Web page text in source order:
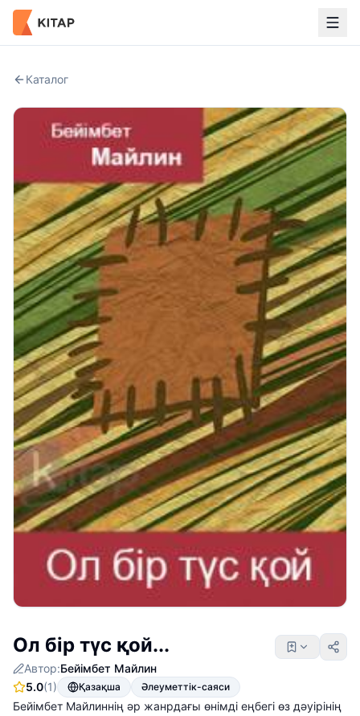
Каталог
Ол бір түс қой...
Автор:Бейімбет Майлин
5.0(1) Қазақша Әлеуметтік-саяси
Бейімбет Майлиннің әр жанрдағы өнімді еңбегі өз дәуірінің